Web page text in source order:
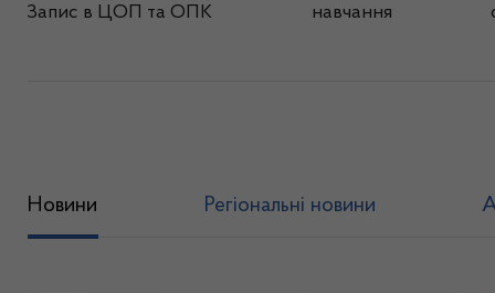
Запис в ЦОП та ОПК
навчання
Новини Регіональні новини